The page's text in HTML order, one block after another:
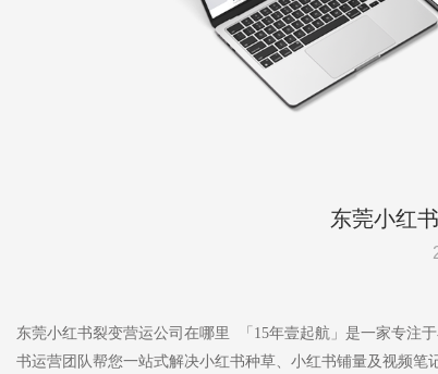
东莞小红
东莞小红书裂变营运公司在哪里 「15年壹起航」是一家专注
书运营团队帮您一站式解决小红书种草、小红书铺量及视频笔